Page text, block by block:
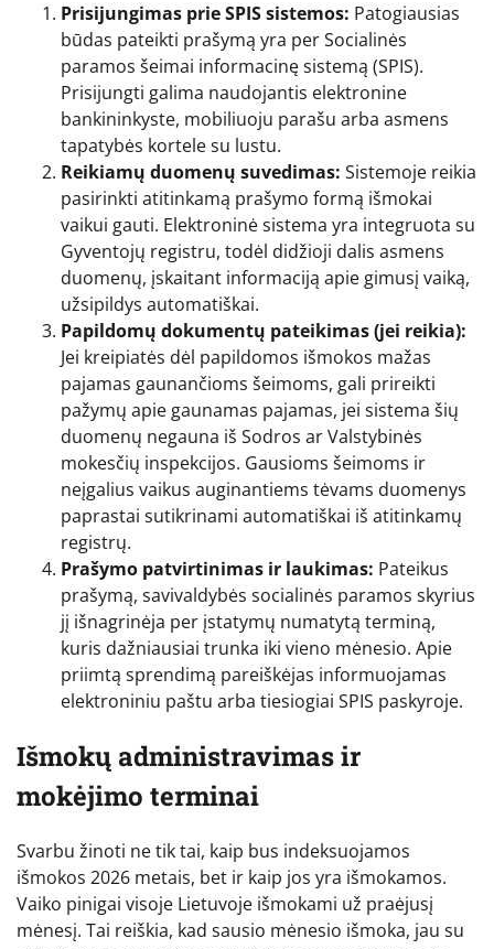
Prisijungimas prie SPIS sistemos: Patogiausias
būdas pateikti prašymą yra per Socialinės
paramos šeimai informacinę sistemą (SPIS).
Prisijungti galima naudojantis elektronine
bankininkyste, mobiliuoju parašu arba asmens
tapatybės kortele su lustu.
Reikiamų duomenų suvedimas: Sistemoje reikia
pasirinkti atitinkamą prašymo formą išmokai
vaikui gauti. Elektroninė sistema yra integruota su
Gyventojų registru, todėl didžioji dalis asmens
duomenų, įskaitant informaciją apie gimusį vaiką,
užsipildys automatiškai.
Papildomų dokumentų pateikimas (jei reikia):
Jei kreipiatės dėl papildomos išmokos mažas
pajamas gaunančioms šeimoms, gali prireikti
pažymų apie gaunamas pajamas, jei sistema šių
duomenų negauna iš Sodros ar Valstybinės
mokesčių inspekcijos. Gausioms šeimoms ir
neįgalius vaikus auginantiems tėvams duomenys
paprastai sutikrinami automatiškai iš atitinkamų
registrų.
Prašymo patvirtinimas ir laukimas: Pateikus
prašymą, savivaldybės socialinės paramos skyrius
jį išnagrinėja per įstatymų numatytą terminą,
kuris dažniausiai trunka iki vieno mėnesio. Apie
priimtą sprendimą pareiškėjas informuojamas
elektroniniu paštu arba tiesiogiai SPIS paskyroje.
Išmokų administravimas ir
mokėjimo terminai
Svarbu žinoti ne tik tai, kaip bus indeksuojamos
išmokos 2026 metais, bet ir kaip jos yra išmokamos.
Vaiko pinigai visoje Lietuvoje išmokami už praėjusį
mėnesį. Tai reiškia, kad sausio mėnesio išmoka, jau su